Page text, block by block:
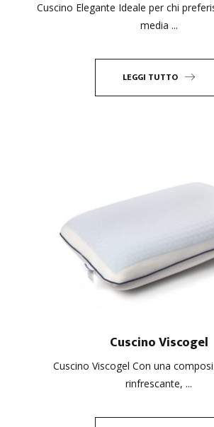
Cuscino Elegante Ideale per chi
media ...
LEGGI TUTTO
Cuscino Viscogel
Cuscino Viscogel Con una
rinfrescante, ...